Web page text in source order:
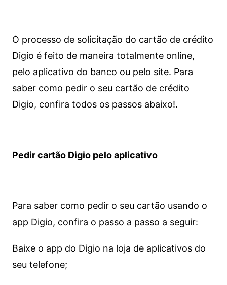
O processo de solicitação do cartão de crédito
Digio é feito de maneira totalmente online,
pelo aplicativo do banco ou pelo site. Para
saber como pedir o seu cartão de crédito
Digio, confira todos os passos abaixo!.
Pedir cartão Digio pelo aplicativo
Para saber como pedir o seu cartão usando o
app Digio, confira o passo a passo a seguir:
Baixe o app do Digio na loja de aplicativos do
seu telefone;